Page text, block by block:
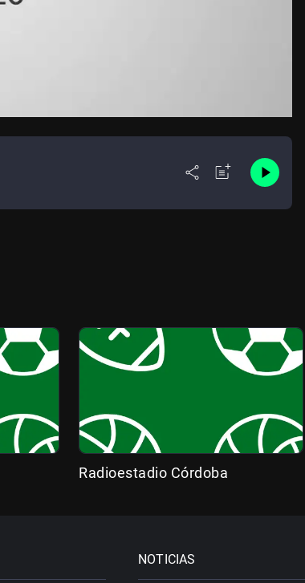
Radioestadio Córdoba
NOTICIAS